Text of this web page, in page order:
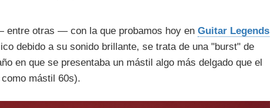
otras — con la que probamos hoy en Guitar Legends
debido a su sonido brillante, se trata de una "burst" de
en que se presentaba un mástil algo más delgado que el
mástil 60s).